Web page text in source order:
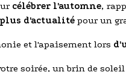
célébrer l'automne,
d'actualité pour un
et l'apaisement lors
soirée, un brin de